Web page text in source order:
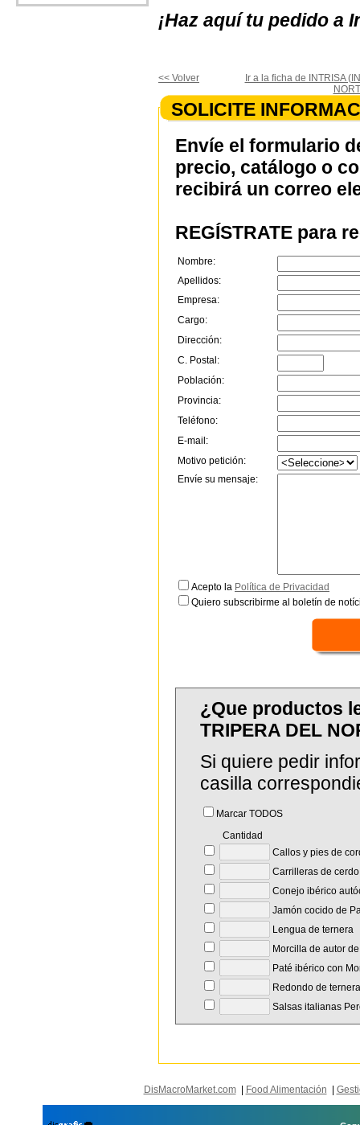
¡Haz aquí tu pedido a
<< Volver
Ir a la ficha de INTRISA
SOLICITE
Envíe el formulario
precio, catálogo o
recibirá un correo
REGÍSTRATE para
Nombre:
Apellidos:
Empresa:
Cargo:
Dirección:
C. Postal:
Población:
Provincia:
Teléfono:
E-mail:
Motivo petición:
Envíe su mensaje:
Acepto la Política de Privacidad
Quiero subscribirme al boletín de
¿Que productos
TRIPERA DEL
Si quiere pedir
casilla
Marcar TODOS
Cantidad
Callos y pies de
Carrilleras de cerdo
Conejo ibérico
Jamón cocido de
Lengua de ternera
Morcilla de autor
Paté ibérico con
Redondo de ternera
Salsas italianas
DisMacroMarket.com| Food Alimentación